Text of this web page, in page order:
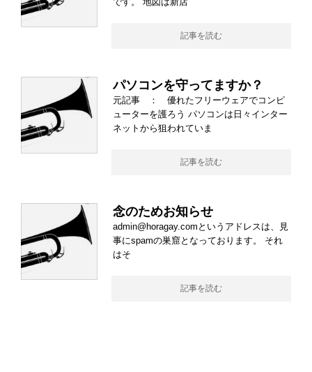
記事を読む
パソコンを守ってますか？
元記事 ： 優れたフリーウェアでコンピ
ューターを護ろう パソコンは日々インター
ネットから狙われていま
記事を読む
念のためお知らせ
admin@horagay.comというアドレスは、見
事にspamの巣窟となっております。 それ
はそ
記事を読む